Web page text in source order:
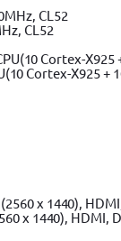
CL52
Cortex-X925
x 1440),
300 mm